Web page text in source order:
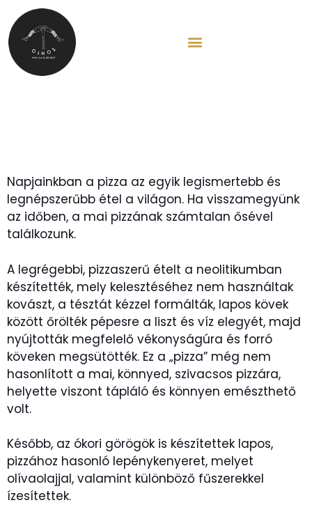
Napjainkban a pizza az egyik legismertebb és
legnépszerűbb étel a világon. Ha visszamegyünk
az időben, a mai pizzának számtalan ősével
találkozunk.
A legrégebbi, pizzaszerű ételt a neolitikumban
készítették, mely kelesztéséhez nem használtak
kovászt, a tésztát kézzel formálták, lapos kövek
között őrölték pépesre a liszt és víz elegyét, majd
nyújtották megfelelő vékonyságúra és forró
köveken megsütötték. Ez a „pizza” még nem
hasonlított a mai, könnyed, szivacsos pizzára,
helyette viszont tápláló és könnyen emészthető
volt.
Később, az ókori görögök is készítettek lapos,
pizzához hasonló lepénykenyeret, melyet
olívaolajjal, valamint különböző fűszerekkel
ízesítettek.